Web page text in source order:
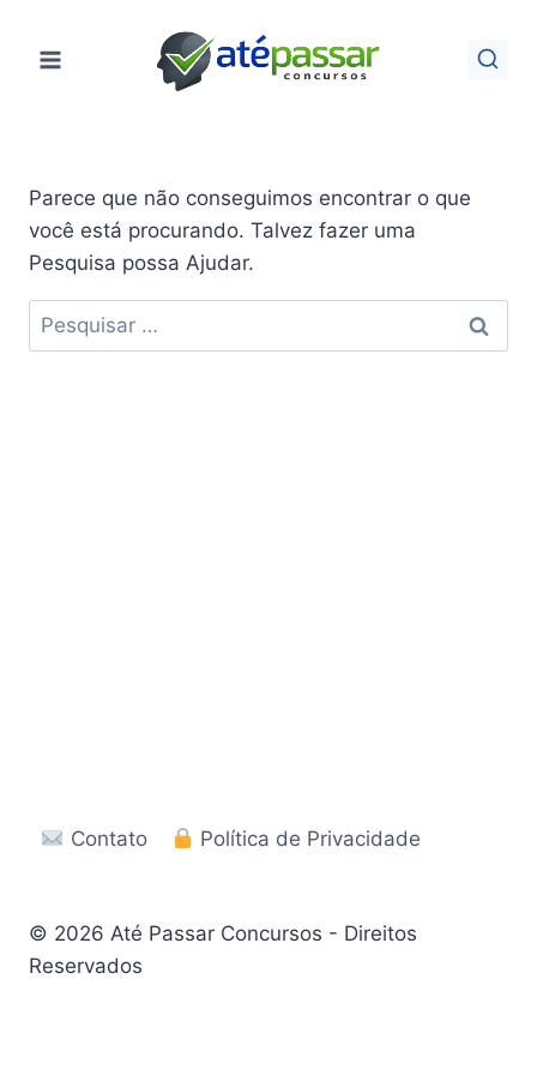
para
Parece que não conseguimos encontrar o que
você está procurando. Talvez fazer uma
Pesquisa possa Ajudar.
Pesquisar
por:
Contato Política de Privacidade
© 2026 Até Passar Concursos - Direitos
Reservados